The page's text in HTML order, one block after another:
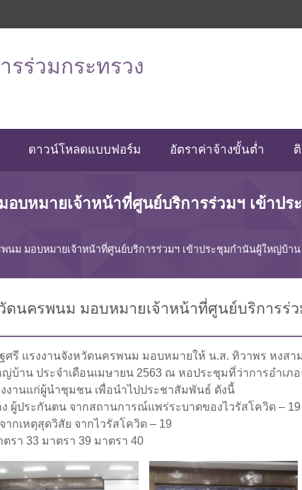
รร่วมกระทรวง
ดาวน์โหลดแบบฟอร์ม อัตราค่าจ้างขั้นต่ำ
บหมายเจ้าหน้าที่ศูนย์บริการร่วมฯ เข้าป
นม มอบหมายเจ้าหน้าที่ศูนย์บริการร่วมฯ เข้าประชุมกำนันผู้ใหญ่บ้าน
ดนครพนม มอบหมายเจ้าหน้าที่ศูนย์บริการร่
ฐศรี แรงงานจังหวัดนครพนม มอบหมายให้ น.ส. ทิวาพร หง
บ้าน ประจำเดือนเมษายน 2563 ณ หอประชุมที่ว่าการอำเ
งานแก่ผู้นำชุมชน เพื่อนำไปประชาสัมพันธ์ ดังนี้
ผู้ประกันตน จากสถานการณ์แพร่ระบาดของไวรัสโควิด – 19
กเหตุสุดวิสัย จากไวรัสโควิด – 19
รา 33 มาตรา 39 มาตรา 40